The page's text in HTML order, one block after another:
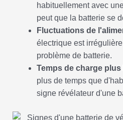
habituellement avec
peut que la batterie se
Fluctuations de
électrique est
problème de batterie.
Temps de charge
plus de temps que
signe révélateur d'une